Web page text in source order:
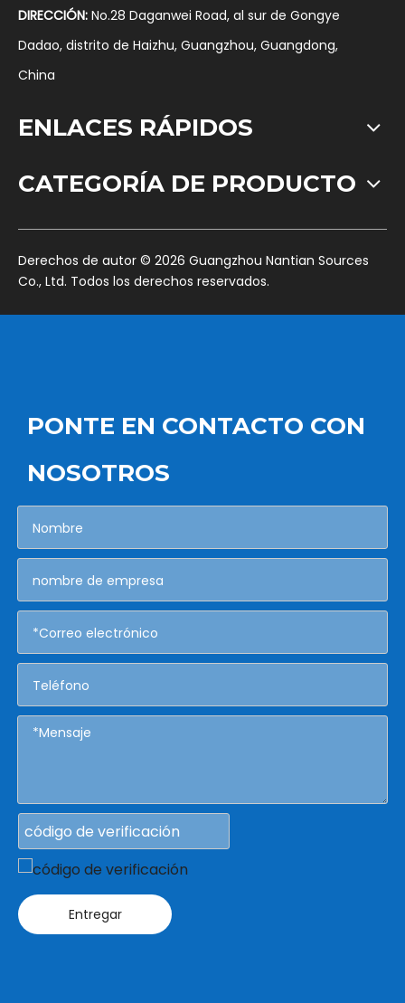
DIRECCIÓN: No.28 Daganwei Road, al sur de Gongye
Dadao, distrito de Haizhu, Guangzhou, Guangdong,
China
ENLACES RÁPIDOS
CATEGORÍA DE PRODUCTO
​Derechos de autor © 2026 Guangzhou Nantian Sources
Co., Ltd. Todos los derechos reservados.
PONTE EN CONTACTO CON
NOSOTROS
Entregar